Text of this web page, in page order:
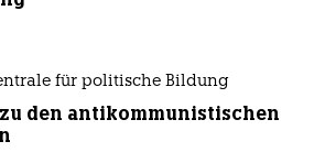
für politische Bildung
den antikommunistischen